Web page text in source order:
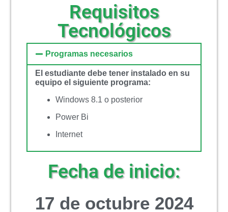
Requisitos
Tecnológicos
Programas necesarios
El estudiante debe tener instalado en su
equipo el siguiente programa:
Windows 8.1 o posterior
Power Bi
Internet
Fecha de inicio:
17 de octubre 2024